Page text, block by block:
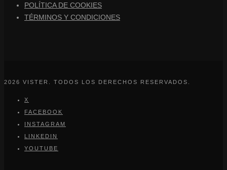
POLÍTICA DE COOKIES
TÉRMINOS Y CONDICIONES
2026 VISTER. TODOS LOS DERECHOS RESERVADOS.
X
FACEBOOK
INSTAGRAM
LINKEDIN
YOUTUBE